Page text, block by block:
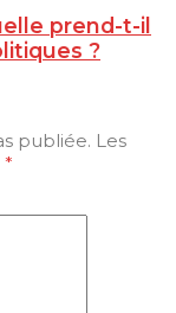
prend-t-il
?
publiée. Les
*